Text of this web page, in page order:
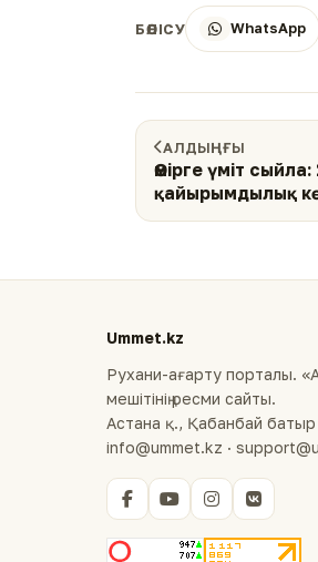
БӨЛІСУ WhatsApp
АЛДЫҢҒЫ
Өмірге үміт
қайырымдылық
Ummet.kz
Рухани-ағарту порталы.
мешітінің ресми сайты.
Астана қ., Қабанбай батыр
info@ummet.kz ·